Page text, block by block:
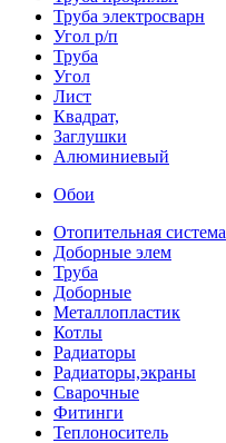
Труба электросварн
Угол р/п
Труба
Угол
Лист
Квадрат,
Заглушки
Алюминиевый
Обои
Отопительная система
Доборные элем
Труба
Доборные
Металлопластик
Котлы
Радиаторы
Радиаторы,экраны
Сварочные
Фитинги
Теплоноситель